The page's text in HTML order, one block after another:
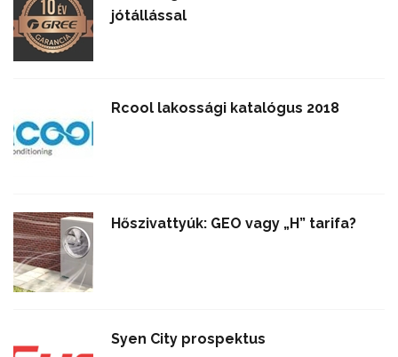
jótállással
Rcool lakossági katalógus 2018
Hőszivattyúk: GEO vagy „H” tarifa?
Syen City prospektus